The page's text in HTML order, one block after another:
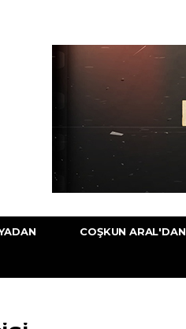
COŞKUN ARAL'DAN